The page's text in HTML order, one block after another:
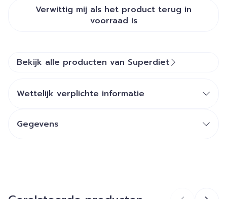
Verwittig mij als het product terug in
voorraad is
Bekijk alle producten van Superdiet
Wettelijk verplichte informatie
Gegevens